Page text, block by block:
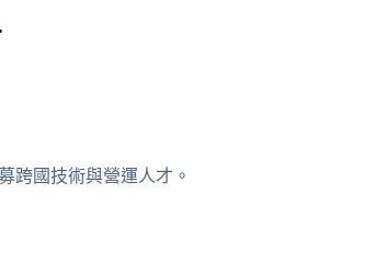
跨國技術與營運人才。